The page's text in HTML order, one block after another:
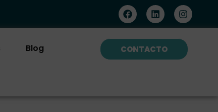
F
a
c
e
b
o
o
L
i
n
k
e
d
i
I
n
s
a
g
Blog
CONTACTO